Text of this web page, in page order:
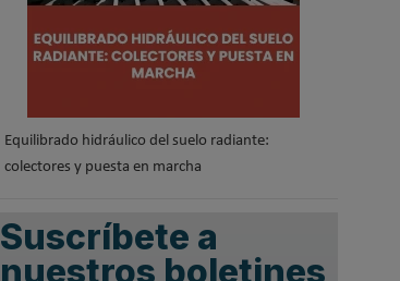
Equilibrado hidráulico del suelo radiante:
colectores y puesta en marcha
Suscríbete a
nuestros boletines